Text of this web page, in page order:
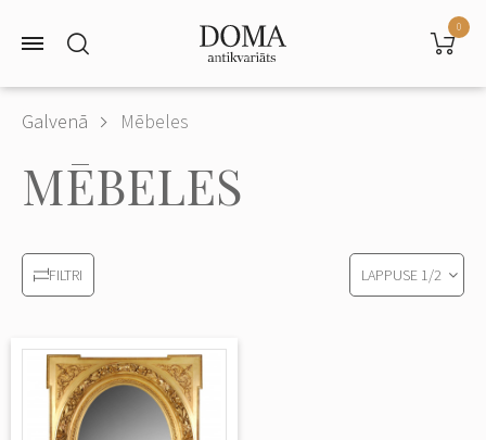
0
Galvenā Mēbeles
MĒBELES
LAPPUSE 1/2